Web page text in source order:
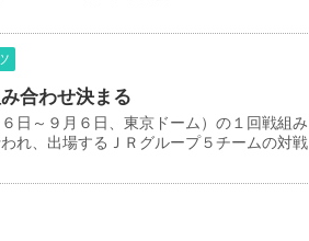
合わせ決まる
日～９月６日、東京ドーム）の１回戦組み
れ、出場するＪＲグループ５チームの対戦